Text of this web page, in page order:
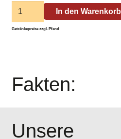
Geschenkgutschein
Menge
In den Warenkorb
Getränkepreise zzgl. Pfand
Fakten:
Unsere